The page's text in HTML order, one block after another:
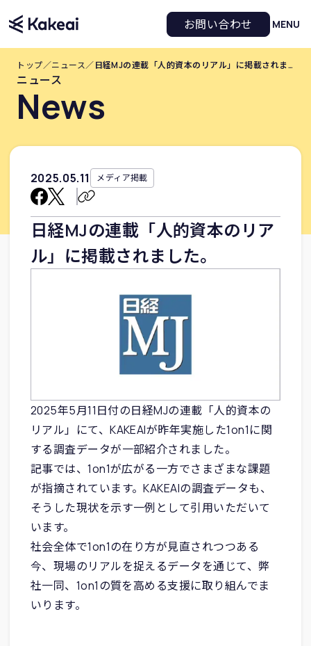
お問い合わせ MENU
トップ／ニュース／ 日経MJの連載「人的資本のリアル」に掲載されました。
ニュース
News
2025.05.11 メディア掲載
日経MJの連載「人的資本のリア
ル」に掲載されました。
2025年5月11日付の日経MJの連載「人的資本の
リアル」にて、KAKEAIが昨年実施した1on1に関
する調査データが一部紹介されました。
記事では、1on1が広がる一方でさまざまな課題
が指摘されています。KAKEAIの調査データも、
そうした現状を示す一例として引用いただいて
います。
社会全体で1on1の在り方が見直されつつある
今、現場のリアルを捉えるデータを通じて、弊
社一同、1on1の質を高める支援に取り組んでま
いります。